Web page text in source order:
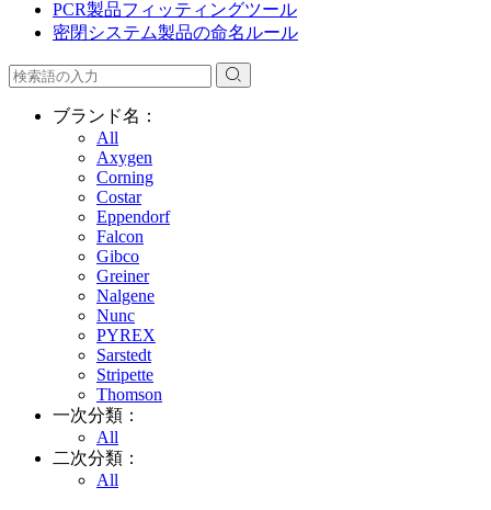
PCR製品フィッティングツール
密閉システム製品の命名ルール
ブランド名：
All
Axygen
Corning
Costar
Eppendorf
Falcon
Gibco
Greiner
Nalgene
Nunc
PYREX
Sarstedt
Stripette
Thomson
一次分類：
All
二次分類：
All